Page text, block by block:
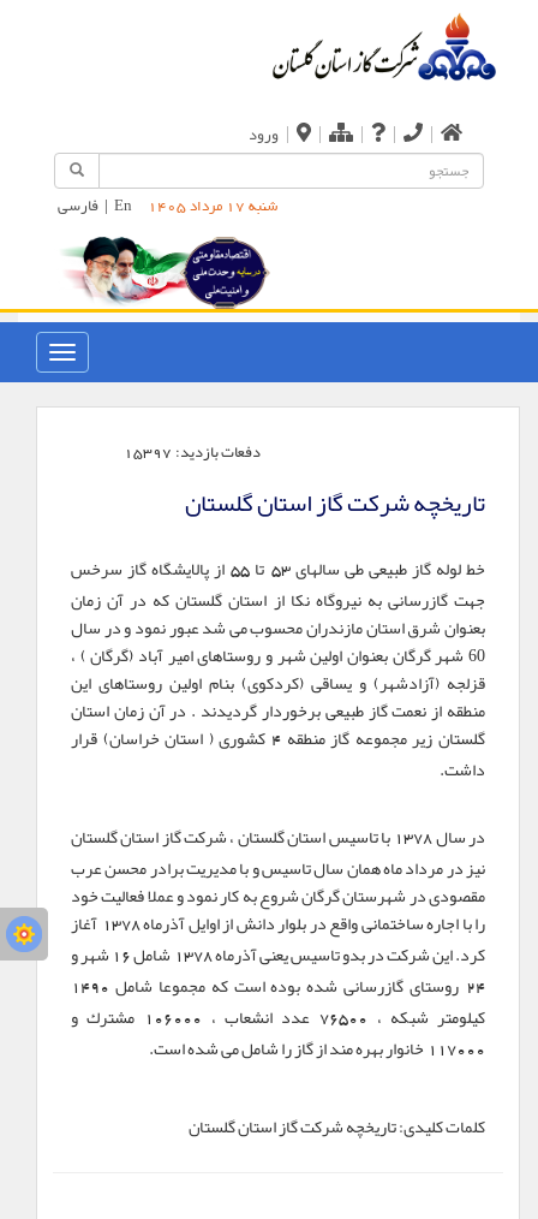
|
|
|
|
| ورود
شنبه 17 مرداد 1405 En
| فارسی
دفعات بازدید: 15397
تاریخچه شرکت گاز استان گلستان
خط لوله گاز طبیعی طی سالهای53 تا 55 از پالایشگاه گاز سرخس
جهت گازرسانی به نیروگاه نكا از استان گلستان كه در آن زمان
بعنوان شرق استان مازندران محسوب می شد عبور نمود و در سال
60 شهر گرگان بعنوان اولین شهر و روستاهای امیر آباد (گرگان ) ،
قزلجه (آزادشهر) و یساقی (كردكوی) بنام اولین روستاهای این
منطقه از نعمت گاز طبیعی برخوردار گردیدند . در آن زمان استان
گلستان زیر مجموعه گاز منطقه 4 كشوری ( استان خراسان) قرار
داشت.
در سال 1378 با تاسیس استان گلستان ، شركت گاز استان گلستان
نیز در مرداد ماه همان سال تاسیس و با مدیریت برادر محسن عرب
مقصودی در شهرستان گرگان شروع به كار نمود و عملا فعالیت خود
را با اجاره ساختمانی واقع در بلوار دانش از اوایل آذرماه1378 آغاز
كرد. این شركت در بدو تاسیس یعنی آذرماه1378 شامل 16 شهر و
24 روستای گازرسانی شده بوده است كه مجموعا شامل 1490
كیلومتر شبكه ، 76500 عدد انشعاب ، 106000 مشترك و
117000 خانوار بهره مند از گاز را شامل می شده است.
کلمات کلیدی:تاريخچه شرکت گاز استان گلستان